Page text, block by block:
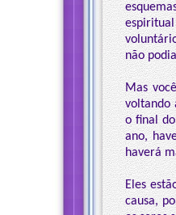
não
Mas
voltando
o final
ano,
haverá
Eles
causa,